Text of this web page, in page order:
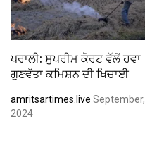
ਪਰਾਲੀ: ਸੁਪਰੀਮ ਕੋਰਟ ਵੱਲੋਂ ਹਵਾ
ਗੁਣਵੱਤਾ ਕਮਿਸ਼ਨ ਦੀ ਖਿਚਾਈ
amritsartimes.live September,
2024